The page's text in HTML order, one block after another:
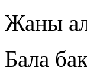
Жаны
Бала